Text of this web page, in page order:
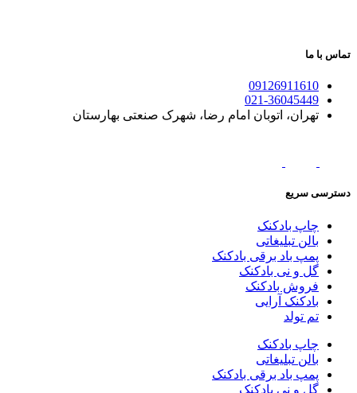
تماس با ما
09126911610
021-36045449
تهران، اتوبان امام رضا، شهرک صنعتی بهارستان
دسترسی سریع
چاپ بادکنک
بالن تبلیغاتی
پمپ باد برقی بادکنک
گل و نی بادکنک
فروش بادکنک
بادکنک آرایی
تم تولد
چاپ بادکنک
بالن تبلیغاتی
پمپ باد برقی بادکنک
گل و نی بادکنک